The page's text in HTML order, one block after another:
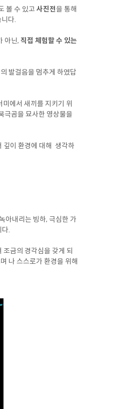
볼 수 있고 사진전을 통해
다.
아닌, 직접 체험할 수 있는
발걸음을 멈추게 하였답
에서 새끼를 지키기 위
극곰을 묘사한 영상물을
깊이 환경에 대해 생각하
아내리는 빙하, 극심한 가
.
금의 경각심을 갖게 되
나 스스로가 환경을 위해